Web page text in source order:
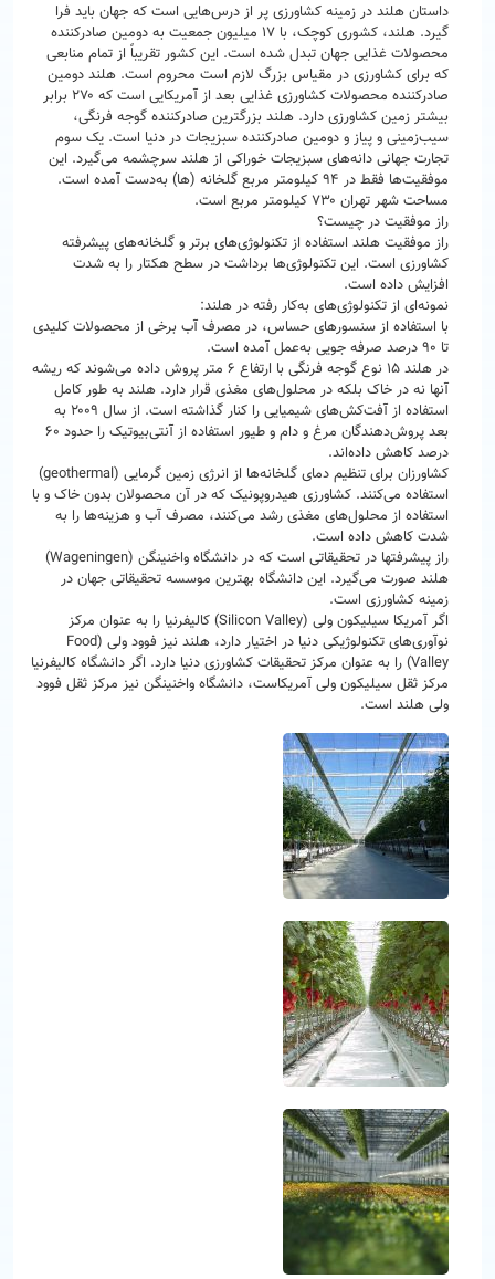
داستان هلند در زمینه کشاورزی پر از درس‌هایی است که جهان باید فرا
گیرد. هلند، کشوری کوچک، با ۱۷ میلیون جمعیت به دومین صادرکننده
محصولات غذایی جهان تبدل شده است. این کشور تقریباً از تمام منابعی
که برای کشاورزی در مقیاس بزرگ لازم است محروم است. هلند دومین
صادرکننده محصولات کشاورزی غذایی بعد از آمریکایی است که ۲۷۰ برابر
بیشتر زمین کشاورزی دارد. هلند بزرگترین صادرکننده گوجه فرنگی،
سیب‌زمینی و پیاز و دومین صادرکننده سبزیجات در دنیا است. یک سوم
تجارت جهانی دانه‌های سبزیجات خوراکی از هلند سرچشمه می‌گیرد. این
موفقیت‌ها فقط در ۹۴ کیلومتر مربع گلخانه (ها) به‌دست آمده است.
مساحت شهر تهران ۷۳۰ کیلومتر مربع است.
راز موفقیت در چیست؟
راز موفقیت هلند استفاده از تکنولوژی‌های برتر و گلخانه‌های پیشرفته
کشاورزی است. این تکنولوژی‌ها برداشت در سطح هکتار را به شدت
افزایش داده است.
نمونه‌ای از تکنولوژی‌های به‌کار رفته در هلند:
با استفاده از سنسورهای حساس، در مصرف آب برخی از محصولات کلیدی
تا ۹۰ درصد صرفه جویی به‌عمل آمده است.
در هلند ۱۵ نوع گوجه فرنگی با ارتفاع ۶ متر پروش داده می‌شوند که ریشه
آنها نه در خاک بلکه در محلول‌های مغذی قرار دارد. هلند به طور کامل
استفاده از آفت‌کش‌های شیمیایی را کنار گذاشته است. از سال ۲۰۰۹ به
بعد پروش‌دهندگان مرغ و دام و طیور استفاده از آنتی‌بیوتیک را حدود ۶۰
درصد کاهش داده‌اند.
کشاورزان برای تنظیم دمای گلخانه‌ها از انرژی زمین گرمایی (geothermal)
استفاده می‌کنند. کشاورزی هیدروپونیک که در آن محصولان بدون خاک و با
استفاده از محلول‌های مغذی رشد می‌کنند، مصرف آب و هزینه‌ها را به
شدت کاهش داده است.
راز پیشرفتها در تحقیقاتی است که در دانشگاه واخنینگن (Wageningen)
هلند صورت می‌گیرد. این دانشگاه بهترین موسسه تحقیقاتی جهان در
زمینه کشاورزی است.
اگر آمریکا سیلیکون ولی (Silicon Valley) کالیفرنیا را به عنوان مرکز
نوآوری‌های تکنولوژیکی دنیا در اختیار دارد، هلند نیز فوود ولی (Food
Valley) را به عنوان مرکز تحقیقات کشاورزی دنیا دارد. اگر دانشگاه کالیفرنیا
مرکز ثقل سیلیکون ولی آمریکاست، دانشگاه واخنینگن نیز مرکز ثقل فوود
ولی هلند است.